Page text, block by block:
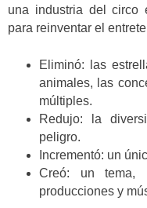
una industria del circo
para reinventar el
Eliminó: las
animales, las
múltiples.
Redujo: la
peligro.
Incrementó: un
Creó: un tema,
producciones y